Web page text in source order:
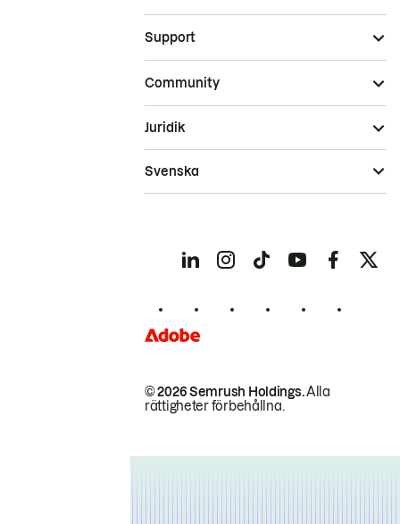
Support
Community
© 2026 Semrush Holdings.Alla
rättigheter förbehållna.
Juridik
Svenska